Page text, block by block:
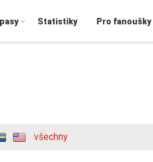
Statistiky Pro fanoušky
všechny